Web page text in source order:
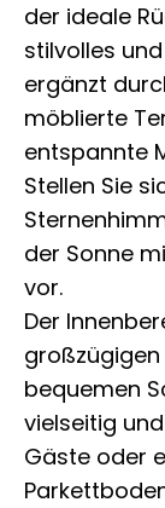
der ideale
stilvolles
ergänzt
möblierte
entspannte
Stellen Sie
der Sonne
vor.
Der
bequemen
vielseitig
Gäste oder